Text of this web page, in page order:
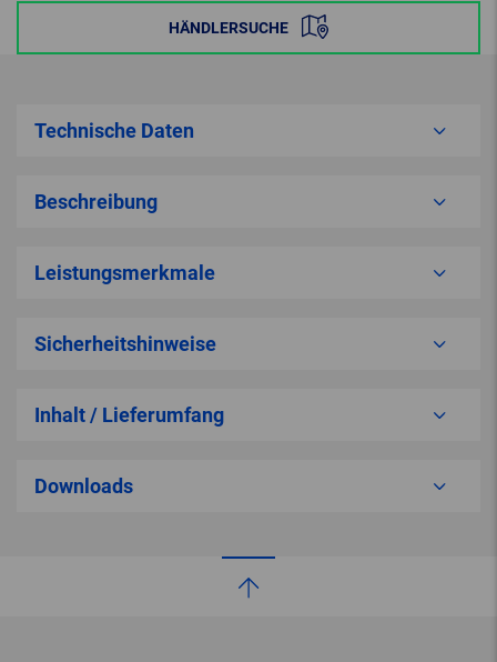
HÄNDLERSUCHE
Technische Daten
Beschreibung
Leistungsmerkmale
Sicherheitshinweise
Inhalt / Lieferumfang
Downloads